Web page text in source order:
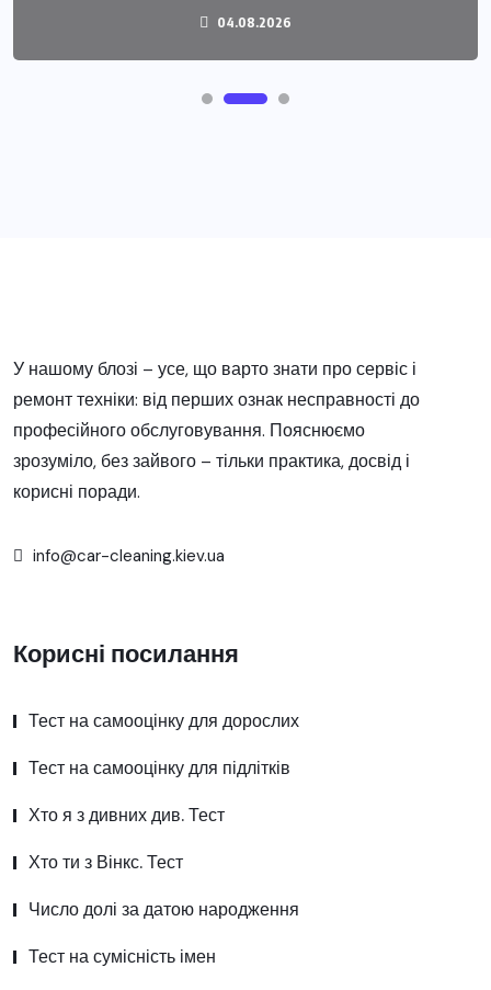
04.08.2026
У нашому блозі – усе, що варто знати про сервіс і
ремонт техніки: від перших ознак несправності до
професійного обслуговування. Пояснюємо
зрозуміло, без зайвого – тільки практика, досвід і
корисні поради.
info@car-cleaning.kiev.ua
Корисні посилання
Тест на самооцінку для дорослих
Тест на самооцінку для підлітків
Хто я з дивних див. Тест
Хто ти з Вінкс. Тест
Число долі за датою народження
Тест на сумісність імен